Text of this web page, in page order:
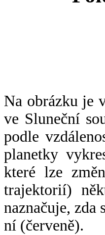
Na obrázku je
ve Sluneční
podle
planetky
které lze
trajektorií)
naznačuje, zda
ní (červeně).